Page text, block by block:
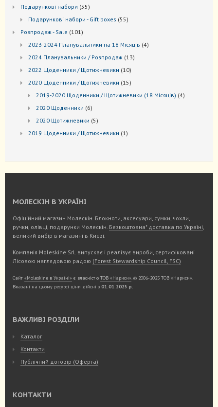
Подарункові набори 5555
Подарункові набори - Gift boxes 5555
Розпродаж - Sale 101101
2023-2024 Планувальники на 18 Місяців 44
2024 Планувальники / Розпродаж 1313
2022 Щоденники / Щотижневики 1010
2020 Щоденники / Щотижневики 1515
2019-2020 Щоденники / Щотижневики (18 Місяців) 44
2020 Щоденники 66
2020 Щотижневики 55
2019 Щоденники / Щотижневики 11
МОЛЕСКІН В УКРАЇНІ
Офіційний магазин Молескін. Блокноти, аксесуари, сумки, чохли,
ручки, олівці, подарунки Молескін. Безкоштовна* доставка по Україні,
великий вибір в магазині в Києві.
Компанія Moleskine Srl. випускає і реалізує вироби, сертифіковані
Лісовою наглядовою радою (Forest Stewardship Council, FSC)
Сайт «Moleskine в Україні» є власністю ТОВ «Нариси». © 2006-2025 ТОВ «Нариси».
Вказані на цьому ресурсі ціни дійсні з 01.01.2025 р.
ВАЖЛИВІ РОЗДІЛИ
Каталог
Контакти
Публічний договір (Оферта)
КОНТАКТИ